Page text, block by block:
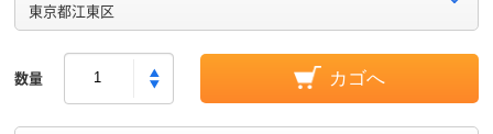
東京都江東区
数量 カゴへ